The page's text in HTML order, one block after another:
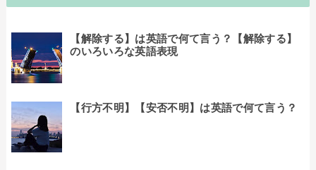
【解除する】は英語で何て言う？【解除する】
のいろいろな英語表現
【行方不明】【安否不明】は英語で何て言う？